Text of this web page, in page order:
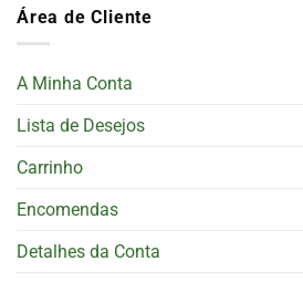
Área de Cliente
A Minha Conta
Lista de Desejos
Carrinho
Encomendas
Detalhes da Conta